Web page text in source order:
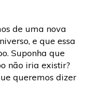
de uma nova
e que essa
Suponha que
não iria existir?
queremos dizer